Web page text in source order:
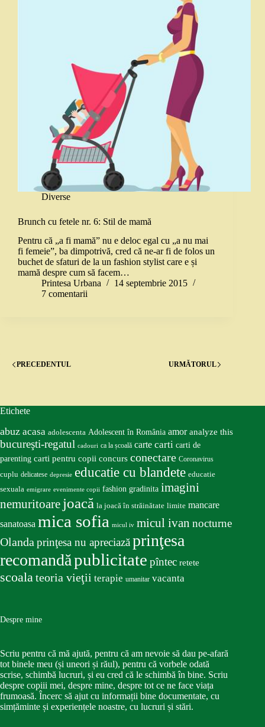
Diverse
Brunch cu fetele nr. 6: Stil de mamă
Pentru că „a fi mamă” nu e deloc egal cu „a nu mai
fi femeie”, ba dimpotrivă, cred că ne-ar fi de folos un
buchet de sfaturi de la un fashion stylist care e și
mamă despre cum să facem…
Printesa Urbana
14 septembrie 2015
7 comentarii
PRECEDENTUL URMĂTORUL
Etichete
abuz acasa adolescenta Adolescent în România amor analyze this
bucureşti-regatul cadouri ca la școală carte carti carti de
parenting carti pentru copii concurs conectare Coronavirus
cuplu delicatese depresie educatie cu blandete educatie
sexuala emigrare evenimente copii fashion gradinita imagini
nemuritoare joacă la joacă în străinătate limite mancare
sanatoasa mica sofia micul iv micul ivan nocturne
Olandaprinţesa nu apreciazăprinţesa
recomandăpublicitate pîntec retete
scoalateoria vieţii terapie umanitar vacanta
Despre mine
Scriu pentru că mă ajută, pentru că am nevoie să dau pe-afară
tot binele meu (și uneori și răul), pentru că vorbele odată
scrise, schimbă lucruri, și eu cred că le schimbă în bine. Scriu
despre copiii mei, despre mine, despre tot ce ne face viața
frumoasă. Încerc să ajut cu informații bine documentate, cu
simțăminte și experiențele noastre, cu lucruri și stări.